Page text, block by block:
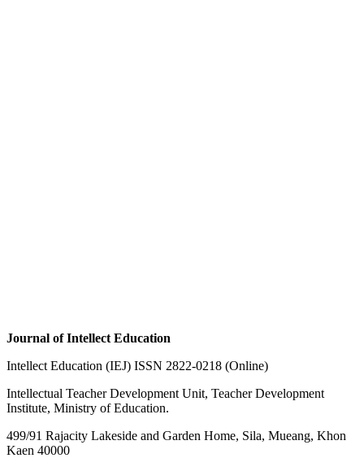
Journal of Intellect Education
Intellect Education (IEJ) ISSN 2822-0218 (Online)
Intellectual Teacher Development Unit, Teacher Development
Institute, Ministry of Education.
499/91 Rajacity Lakeside and Garden Home, Sila, Mueang, Khon
Kaen 40000